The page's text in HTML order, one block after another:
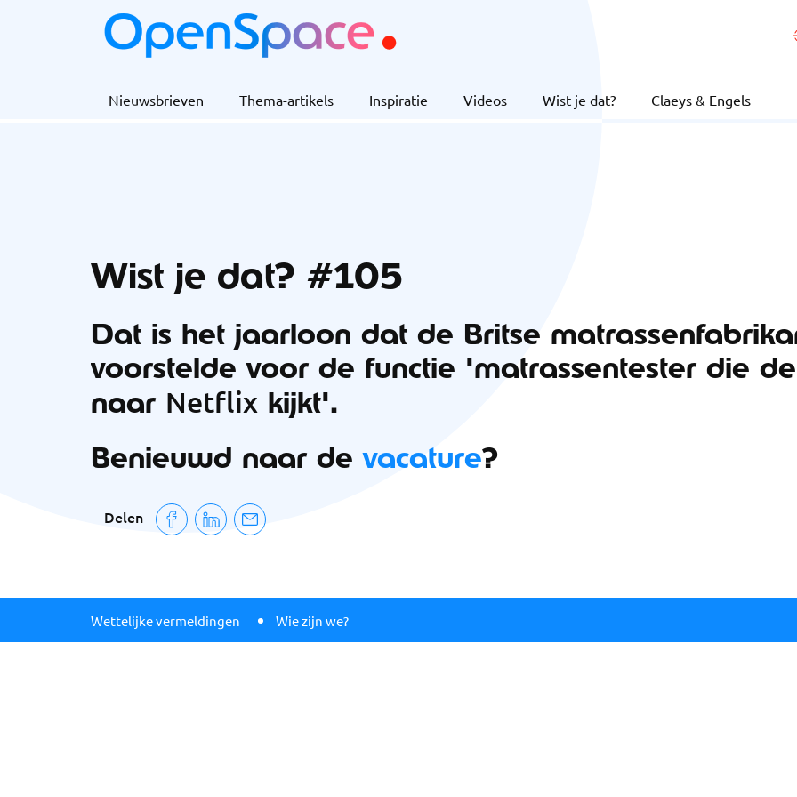
Nieuwsbrieven Thema-artikels Inspiratie Videos Wist je dat? Claeys & Engels
Wist je dat? #105
Dat is het jaarloon dat de Britse
voorstelde voor de functie 'matrassentester die
naar Netflix kijkt'.
Benieuwd naar devacature?
Delen
Wettelijke vermeldingen Wie zijn we?